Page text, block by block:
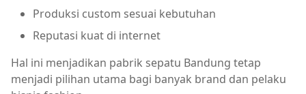
Produksi custom sesuai kebutuhan
Reputasi kuat di internet
Hal ini menjadikan pabrik sepatu Bandung tetap
menjadi pilihan utama bagi banyak brand dan pelaku